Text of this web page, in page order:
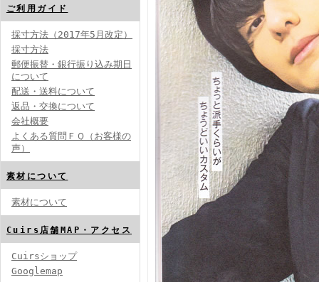
ご利用ガイド
採寸方法（2017年5月改定）
採寸方法
郵便振替・銀行振り込み期日
について
配送・送料について
返品・交換について
会社概要
よくある質問ＦＱ（お客様の
声）
素材について
素材について
Cuirs店舗MAP・アクセス
Cuirsショップ
Googlemap